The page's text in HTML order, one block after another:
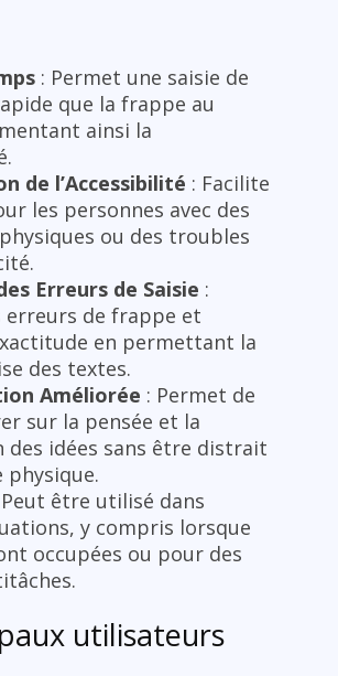
: Permet une saisie de
que la frappe au
ainsi la
de l’Accessibilité : Facilite
les personnes avec des
ou des troubles
Erreurs de Saisie :
erreurs de frappe et
en permettant la
des textes.
Améliorée : Permet de
sur la pensée et la
idées sans être distrait
physique.
être utilisé dans
y compris lorsque
occupées ou pour des
utilisateurs